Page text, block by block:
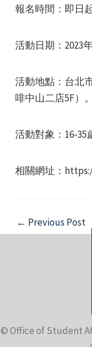
報名時間：即日
活動日期：2023
活動地點：台北
啡中山二店5F）。
活動對象：16-35
相關網址：
Post
navigation
← Previous Post
© Office of Student